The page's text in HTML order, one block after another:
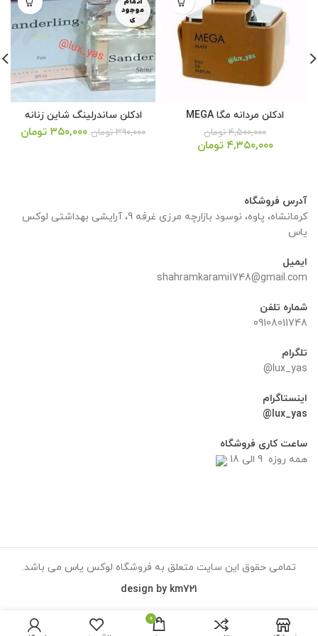
ادکلن مردانه مگا MEGA
۴,۵۰۰,۰۰۰ تومان
۴,۳۵۰,۰۰۰ تومان
موجود
ی
ادکلن ساندرلینگ شاین زنانه
۳۹۰,۰۰۰ تومان
قیمت
اصلی:
۳۵۰,۰۰۰ تومان
قیمت
قیمت
آدرس فروشگاه
کرمانشاه، پاوه، نوسود بازارچه مرزی غرفه 9، آرایشی بهداشتی لوکس
یاس
ایمیل
shahramkarami1748@gmail.com
شماره تلفن
09108011748
تلگرام
lux_yas@
اینستاگرام
lux_yas@
ساعت کاری فروشگاه
همه روزه 9 الی 18
تمامی حقوق این سایت متعلق به فروشگاه لوکس یاس می باشد.
design by km721
0